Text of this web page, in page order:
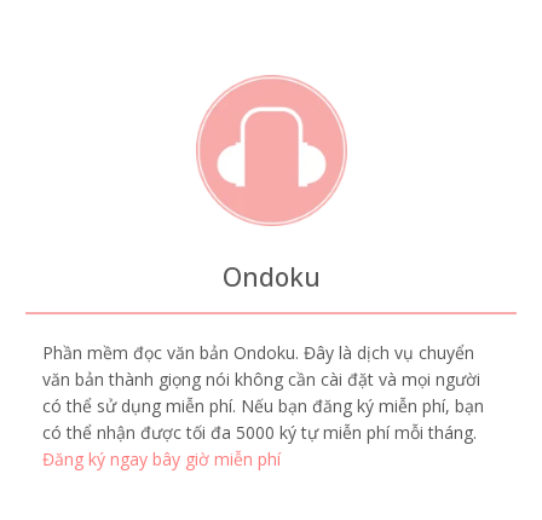
Ondoku
Phần mềm đọc văn bản Ondoku. Đây là dịch vụ chuyển
văn bản thành giọng nói không cần cài đặt và mọi người
có thể sử dụng miễn phí. Nếu bạn đăng ký miễn phí, bạn
có thể nhận được tối đa 5000 ký tự miễn phí mỗi tháng.
Đăng ký ngay bây giờ miễn phí